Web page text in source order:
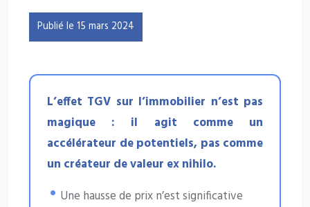
Publié le 15 mars 2024
L’effet TGV sur l’immobilier n’est pas
magique : il agit comme un
accélérateur de potentiels, pas comme
un créateur de valeur ex nihilo.
Une hausse de prix n’est significative